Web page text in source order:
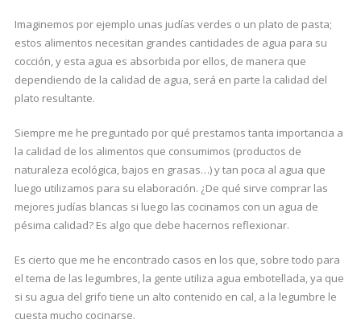
Imaginemos por ejemplo unas judías verdes o un plato de pasta;
estos alimentos necesitan grandes cantidades de agua para su
cocción, y esta agua es absorbida por ellos, de manera que
dependiendo de la calidad de agua, será en parte la calidad del
plato resultante.
Siempre me he preguntado por qué prestamos tanta importancia a
la calidad de los alimentos que consumimos (productos de
naturaleza ecológica, bajos en grasas…) y tan poca al agua que
luego utilizamos para su elaboración. ¿De qué sirve comprar las
mejores judías blancas si luego las cocinamos con un agua de
pésima calidad? Es algo que debe hacernos reflexionar.
Es cierto que me he encontrado casos en los que, sobre todo para
el tema de las legumbres, la gente utiliza agua embotellada, ya que
si su agua del grifo tiene un alto contenido en cal, a la legumbre le
cuesta mucho cocinarse.